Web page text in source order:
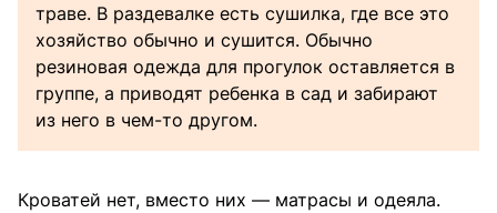
траве. В раздевалке есть сушилка, где все это
хозяйство обычно и сушится. Обычно
резиновая одежда для прогулок оставляется в
группе, а приводят ребенка в сад и забирают
из него в чем-то другом.
Кроватей нет, вместо них — матрасы и одеяла.